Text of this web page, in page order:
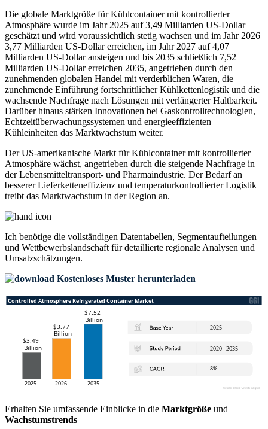
Die globale Marktgröße für Kühlcontainer mit kontrollierter
Atmosphäre wurde im Jahr 2025 auf 3,49 Milliarden US-Dollar
geschätzt und wird voraussichtlich stetig wachsen und im Jahr 2026
3,77 Milliarden US-Dollar erreichen, im Jahr 2027 auf 4,07
Milliarden US-Dollar ansteigen und bis 2035 schließlich 7,52
Milliarden US-Dollar erreichen 2035, angetrieben durch den
zunehmenden globalen Handel mit verderblichen Waren, die
zunehmende Einführung fortschrittlicher Kühlkettenlogistik und die
wachsende Nachfrage nach Lösungen mit verlängerter Haltbarkeit.
Darüber hinaus stärken Innovationen bei Gaskontrolltechnologien,
Echtzeitüberwachungssystemen und energieeffizienten
Kühleinheiten das Marktwachstum weiter.
Der US-amerikanische Markt für Kühlcontainer mit kontrollierter
Atmosphäre wächst, angetrieben durch die steigende Nachfrage in
der Lebensmitteltransport- und Pharmaindustrie. Der Bedarf an
besserer Lieferketteneffizienz und temperaturkontrollierter Logistik
treibt das Marktwachstum in der Region an.
Ich benötige die vollständigen Datentabellen, Segmentaufteilungen
und Wettbewerbslandschaft für detaillierte regionale Analysen und
Umsatzschätzungen.
Kostenloses Muster herunterladen
Erhalten Sie umfassende Einblicke in die Marktgröße und
Wachstumstrends